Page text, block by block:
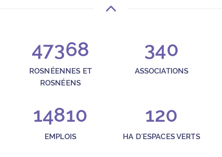
47368
ROSNÉENNES ET
ROSNÉENS
340
ASSOCIATIONS
14810
EMPLOIS
120
HA D'ESPACES VERTS